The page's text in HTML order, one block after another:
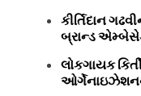
કીર્તિદાન
બ્રાન્ડ
લોકગાયક